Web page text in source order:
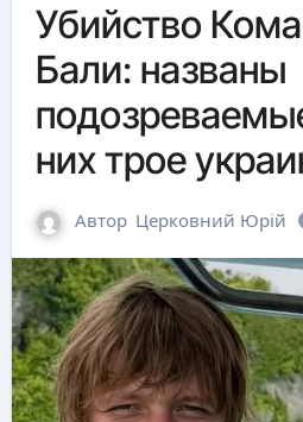
Убийство
Бали: названы
них трое
Автор Церковний Юрій